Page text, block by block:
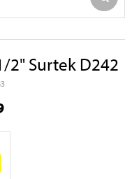
2" Surtek D242